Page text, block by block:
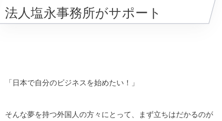
法人塩永事務所がサポート
「日本で自分のビジネスを始めたい！」
そんな夢を持つ外国人の方々にとって、まず立ちはだかるのが